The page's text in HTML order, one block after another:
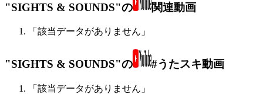
"SIGHTS & SOUNDS"の 関連動画
「該当データがありません」
"SIGHTS & SOUNDS"の #うたスキ動画
「該当データがありません」